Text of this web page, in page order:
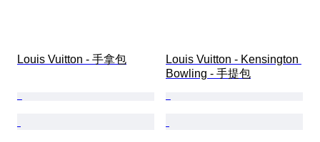
Louis Vuitton - 手拿包
Louis Vuitton - Kensington
Bowling - 手提包